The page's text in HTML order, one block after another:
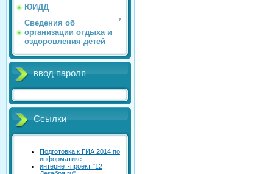
ЮИДД
Сведения об
организации отдыха и
оздоровления детей
ввод пароля
Ссылки
Подготовка к ГИА 2014 по
информатике
интернет-проект "12